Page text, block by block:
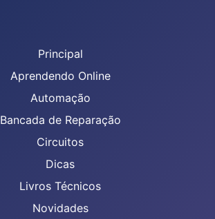
Principal
Aprendendo Online
Automação
Bancada de Reparação
Circuitos
Dicas
Livros Técnicos
Novidades